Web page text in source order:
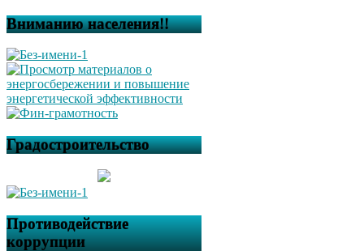
Вниманию населения!!
Градостроительство
Противодействие
коррупции